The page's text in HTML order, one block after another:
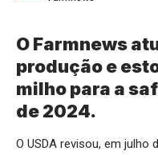
O Farmnews
produção e
milho para a
de 2024.
O USDA revisou, em julho